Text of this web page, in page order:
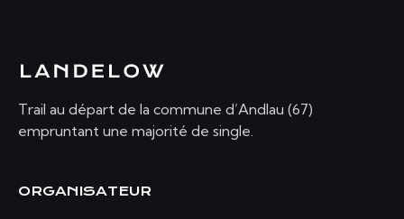
Trail au départ de la commune d’Andlau (67)
empruntant une majorité de single.
ORGANISATEUR